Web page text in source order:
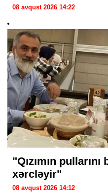
08 avqust 2026 14:22
"Qızımın
xərcləyir"
08 avqust 2026 14:12